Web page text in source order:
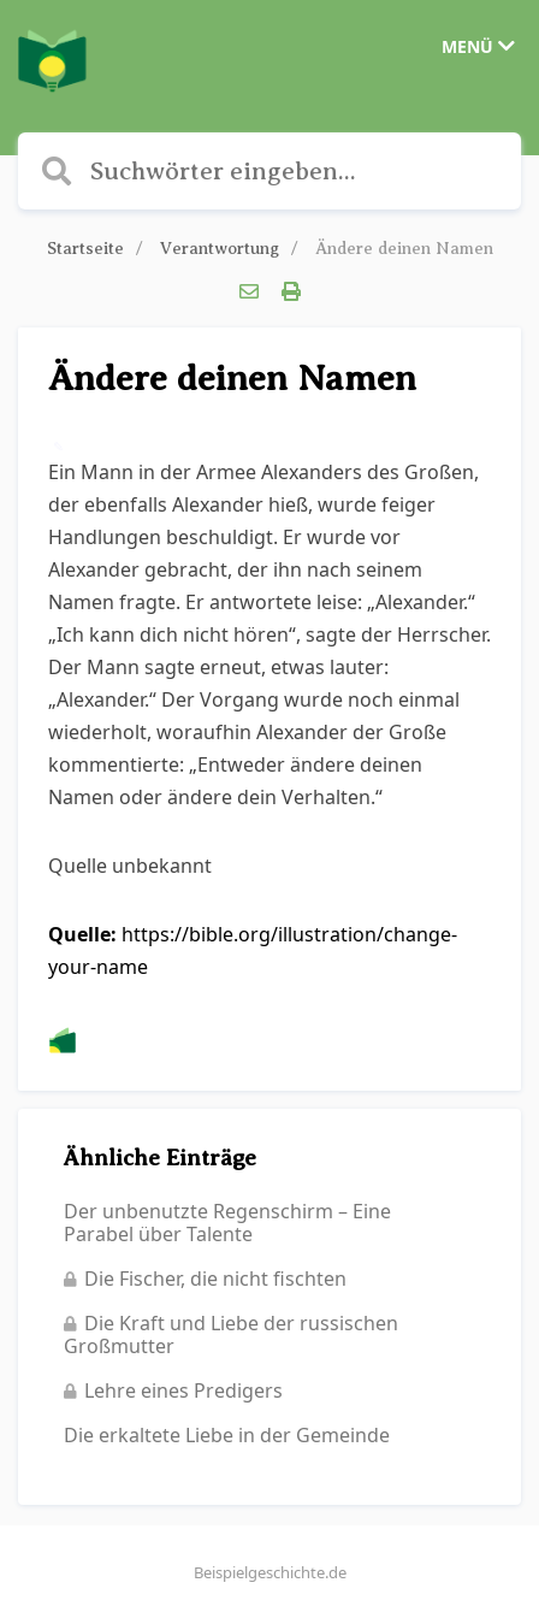
MENÜ
Startseite Verantwortung Ändere deinen Namen
Ändere deinen Namen
Ein Mann in der Armee Alexanders des Großen,
der ebenfalls Alexander hieß, wurde feiger
Handlungen beschuldigt. Er wurde vor
Alexander gebracht, der ihn nach seinem
Namen fragte. Er antwortete leise: „Alexander.“
„Ich kann dich nicht hören“, sagte der Herrscher.
Der Mann sagte erneut, etwas lauter:
„Alexander.“ Der Vorgang wurde noch einmal
wiederholt, woraufhin Alexander der Große
kommentierte: „Entweder ändere deinen
Namen oder ändere dein Verhalten.“
Quelle unbekannt
Quelle: https://bible.org/illustration/change-
your-name
Ähnliche Einträge
Der unbenutzte Regenschirm – Eine
Parabel über Talente
Die Fischer, die nicht fischten
Die Kraft und Liebe der russischen
Großmutter
Lehre eines Predigers
Die erkaltete Liebe in der Gemeinde
Beispielgeschichte.de